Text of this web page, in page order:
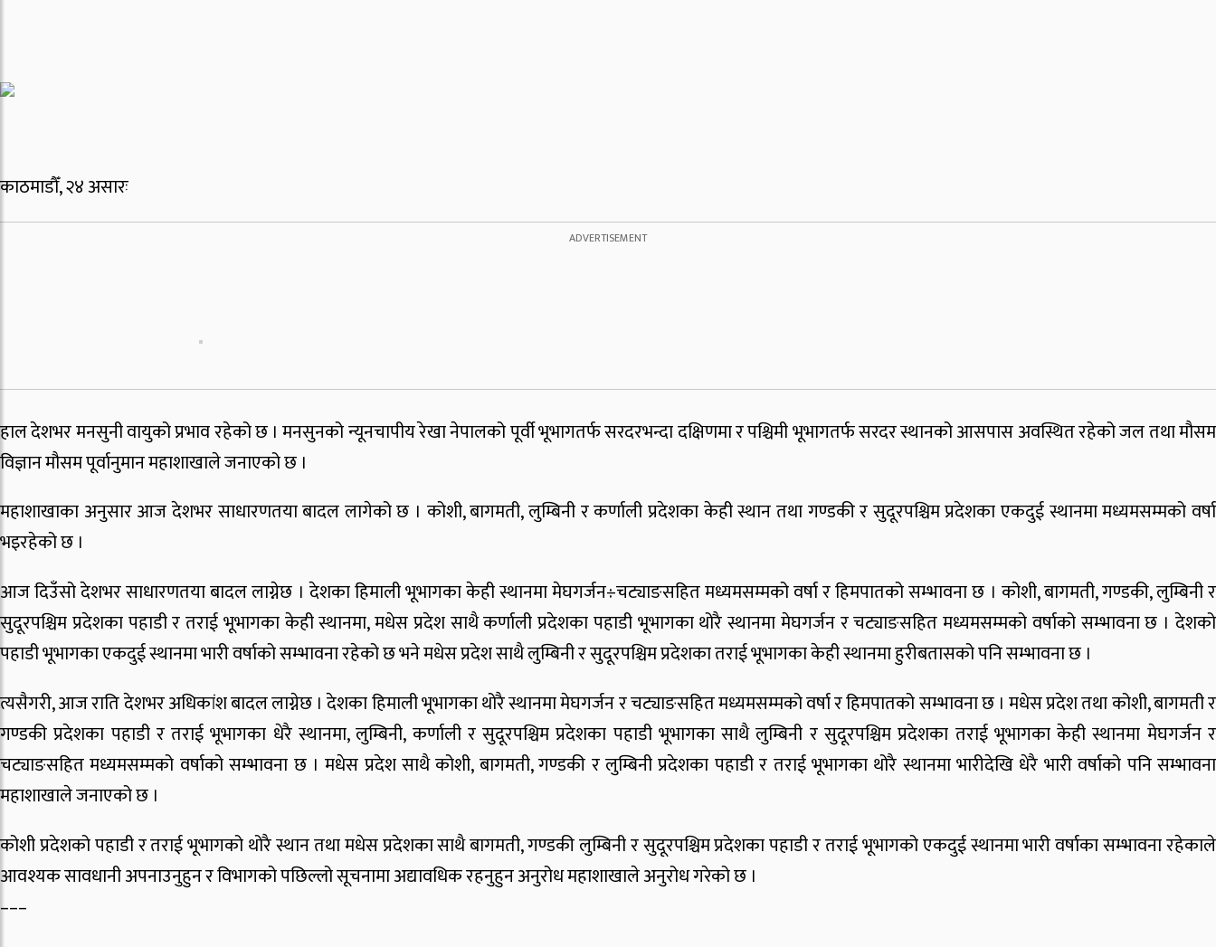
काठमाडौँ, २४ असारः
हाल देशभर मनसुनी वायुको प्रभाव रहेको छ । मनसुनको न्यूनचापीय रेखा नेपालको पूर्वी भूभागतर्फ सरदरभन्दा दक्षिणमा र पश्चिमी भूभागतर्फ सरदर स्थानको आसपास अवस्थित रहेको जल तथा मौसम
विज्ञान मौसम पूर्वानुमान महाशाखाले जनाएको छ ।
महाशाखाका अनुसार आज देशभर साधारणतया बादल लागेको छ । कोशी, बागमती, लुम्बिनी र कर्णाली प्रदेशका केही स्थान तथा गण्डकी र सुदूरपश्चिम प्रदेशका एकदुई स्थानमा मध्यमसम्मको वर्षा
भइरहेको छ ।
आज दिउँसो देशभर साधारणतया बादल लाग्नेछ । देशका हिमाली भूभागका केही स्थानमा मेघगर्जन÷चट्याङसहित मध्यमसम्मको वर्षा र हिमपातको सम्भावना छ । कोशी, बागमती, गण्डकी, लुम्बिनी र
सुदूरपश्चिम प्रदेशका पहाडी र तराई भूभागका केही स्थानमा, मधेस प्रदेश साथै कर्णाली प्रदेशका पहाडी भूभागका थोरै स्थानमा मेघगर्जन र चट्याङसहित मध्यमसम्मको वर्षाको सम्भावना छ । देशको
पहाडी भूभागका एकदुई स्थानमा भारी वर्षाको सम्भावना रहेको छ भने मधेस प्रदेश साथै लुम्बिनी र सुदूरपश्चिम प्रदेशका तराई भूभागका केही स्थानमा हुरीबतासको पनि सम्भावना छ ।
त्यसैगरी, आज राति देशभर अधिकांश बादल लाग्नेछ । देशका हिमाली भूभागका थोरै स्थानमा मेघगर्जन र चट्याङसहित मध्यमसम्मको वर्षा र हिमपातको सम्भावना छ । मधेस प्रदेश तथा कोशी, बागमती र
गण्डकी प्रदेशका पहाडी र तराई भूभागका धेरै स्थानमा, लुम्बिनी, कर्णाली र सुदूरपश्चिम प्रदेशका पहाडी भूभागका साथै लुम्बिनी र सुदूरपश्चिम प्रदेशका तराई भूभागका केही स्थानमा मेघगर्जन र
चट्याङसहित मध्यमसम्मको वर्षाको सम्भावना छ । मधेस प्रदेश साथै कोशी, बागमती, गण्डकी र लुम्बिनी प्रदेशका पहाडी र तराई भूभागका थोरै स्थानमा भारीदेखि धेरै भारी वर्षाको पनि सम्भावना
महाशाखाले जनाएको छ ।
कोशी प्रदेशको पहाडी र तराई भूभागको थोरै स्थान तथा मधेस प्रदेशका साथै बागमती, गण्डकी लुम्बिनी र सुदूरपश्चिम प्रदेशका पहाडी र तराई भूभागको एकदुई स्थानमा भारी वर्षाका सम्भावना रहेकाले
आवश्यक सावधानी अपनाउनुहुन र विभागको पछिल्लो सूचनामा अद्यावधिक रहनुहुन अनुरोध महाशाखाले अनुरोध गरेको छ ।
–––